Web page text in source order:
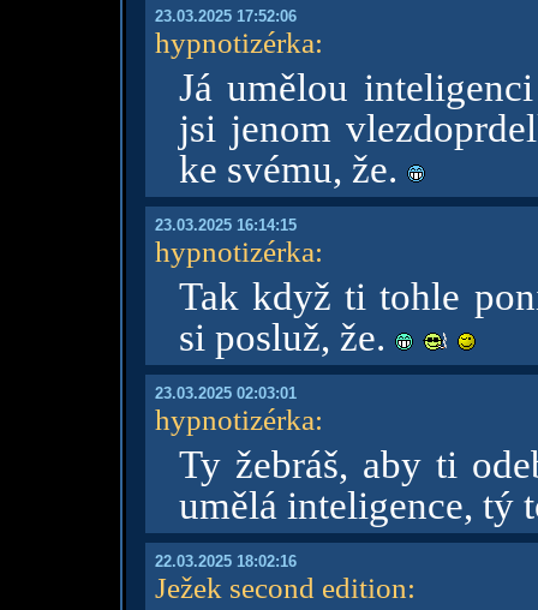
23.03.2025 17:52:06
hypnotizérka:
Já umělou
jsi jenom
ke svému, že.
23.03.2025 16:14:15
hypnotizérka:
Tak když ti tohle
si posluž, že.
23.03.2025 02:03:01
hypnotizérka:
Ty žebráš, aby ti
umělá inteligence, tý
22.03.2025 18:02:16
Ježek second edition: